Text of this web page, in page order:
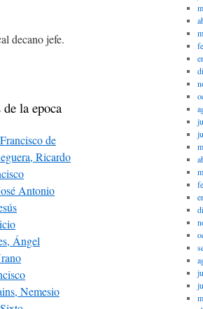
decano jefe.
la epoca
de
Ricardo
Antonio
Ángel
Nemesio